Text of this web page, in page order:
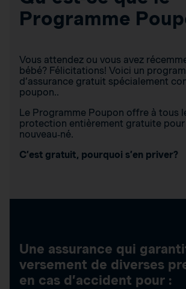
Programme
Vous attendez ou vous avez
bébé? Félicitations! Voici un
d’assurance gratuit spécialement
poupon..
Le Programme Poupon offre à tous
protection entièrement gratuite
nouveau‑né.
C’est gratuit, pourquoi s’en priver?
Une assurance qui
versement de diverses
en cas d’accident pour :